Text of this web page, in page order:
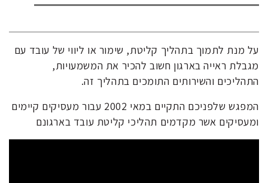
על מנת לתמוך בתהליך קליטת, שימור או ליווי של עובד עם
מגבלת ראייה בארגון חשוב להכיר את המשמעויות,
התהליכים והשירותים התומכים בתהליך זה.
המפגש שלפניכם התקיים במאי 2002 עבור מעסיקים קיימים
ומעסיקים אשר מקדמים תהליכי קליטת עובד בארגונם